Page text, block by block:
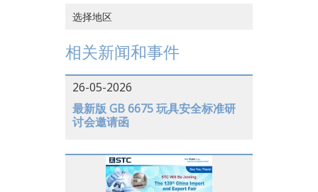
选择地区
中国香港
越南
日本
相关新闻和事件
26-05-2026
最新版 GB 6675 玩具安全标准研
讨会邀请函